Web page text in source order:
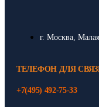
г. Москва,
ТЕЛЕФОН ДЛЯ
+7(495) 492-75-33